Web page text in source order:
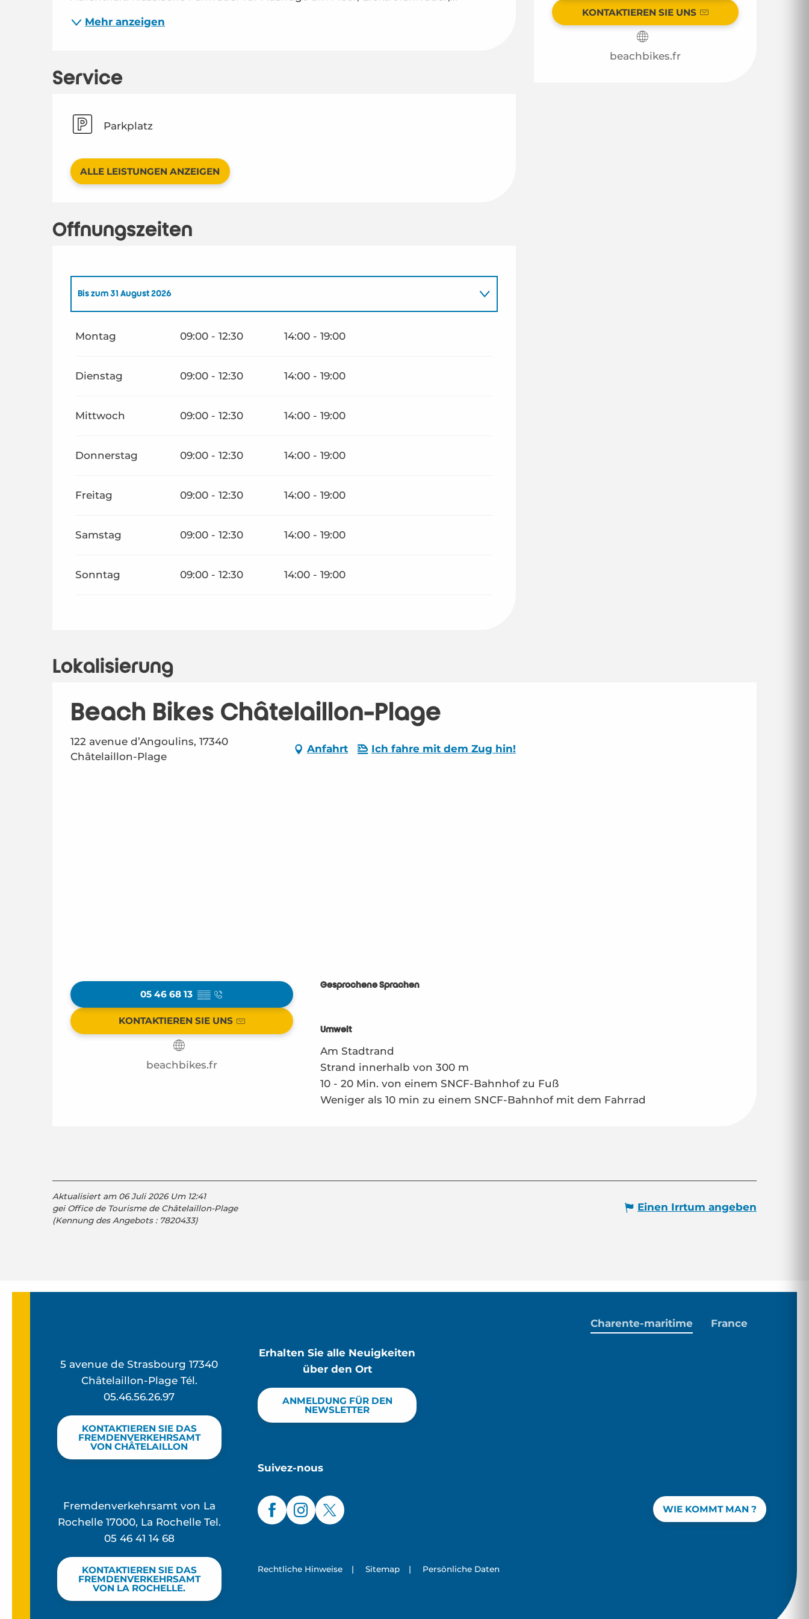
KONTAKTIEREN SIE UNS
beachbikes.fr
Mehr anzeigen
Service
Parkplatz
ALLE LEISTUNGEN ANZEIGEN
Öffnungszeiten
Bis zum 31 August 2026
Montag 09:00 - 12:30 14:00 - 19:00
Dienstag 09:00 - 12:30 14:00 - 19:00
Mittwoch 09:00 - 12:30 14:00 - 19:00
Donnerstag 09:00 - 12:30 14:00 - 19:00
Freitag 09:00 - 12:30 14:00 - 19:00
Samstag 09:00 - 12:30 14:00 - 19:00
Sonntag 09:00 - 12:30 14:00 - 19:00
Lokalisierung
Beach Bikes Châtelaillon-Plage
122 avenue d’Angoulins, 17340
Châtelaillon-Plage
Anfahrt Ich fahre mit dem Zug hin!
05 46 68 13 ▒▒
KONTAKTIEREN SIE UNS
beachbikes.fr
Gesprochene Sprachen
Gesprochene Sprachen
Umwelt
Umwelt
Am Stadtrand
Strand innerhalb von 300 m
10 - 20 Min. von einem SNCF-Bahnhof zu Fuß
Weniger als 10 min zu einem SNCF-Bahnhof mit dem Fahrrad
Aktualisiert am 06 Juli 2026 Um 12:41
gei Office de Tourisme de Châtelaillon-Plage
(Kennung des Angebots : 7820433)
Einen Irrtum angeben
5 avenue de Strasbourg 17340
Châtelaillon-Plage Tél.
05.46.56.26.97
KONTAKTIEREN SIE DAS
FREMDENVERKEHRSAMT
VON CHÂTELAILLON
Fremdenverkehrsamt von La
Rochelle 17000, La Rochelle Tel.
05 46 41 14 68
KONTAKTIEREN SIE DAS
FREMDENVERKEHRSAMT
VON LA ROCHELLE.
Erhalten Sie alle Neuigkeiten
über den Ort
ANMELDUNG FÜR DEN
NEWSLETTER
Suivez-nous
WIE KOMMT MAN ?
Charente-maritime France
Rechtliche Hinweise | Sitemap | Persönliche Daten